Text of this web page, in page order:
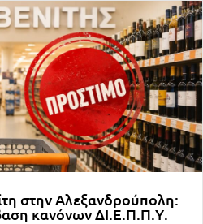
στην Αλεξανδρούπολη:
κανόνων ΔΙ.Ε.Π.Π.Υ.